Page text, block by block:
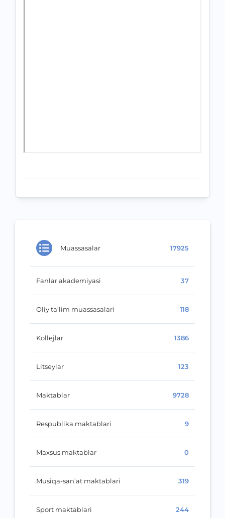
Muassasalar 17925
Fanlar akademiyasi 37
Oliy ta’lim muassasalari 118
Kollejlar 1386
Litseylar 123
Maktablar 9728
Respublika maktablari 9
Maxsus maktablar 0
Musiqa-san’at maktablari 319
Sport maktablari 244